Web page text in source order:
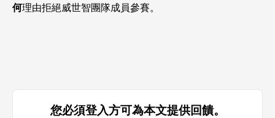
何理由拒絕威世智團隊成員參賽。
您必須登入方可為本文提供回饋。